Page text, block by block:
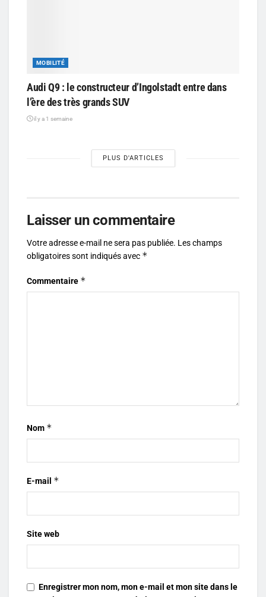
MOBILITÉ
Audi Q9 : le constructeur d’Ingolstadt entre dans
l’ère des très grands SUV
il y a 1 semaine
PLUS D'ARTICLES
Laisser un commentaire
Votre adresse e-mail ne sera pas publiée. Les champs
obligatoires sont indiqués avec *
Commentaire *
Nom *
E-mail *
Site web
Enregistrer mon nom, mon e-mail et mon site dans le